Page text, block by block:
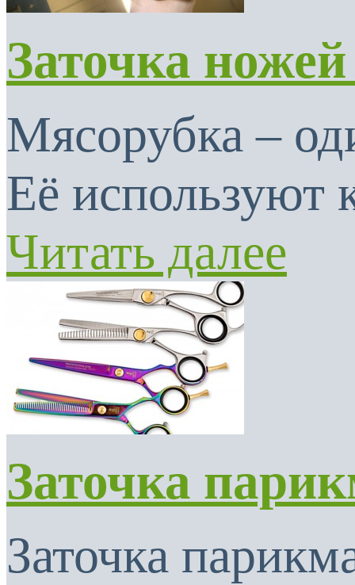
Заточка
Мясорубка –
Её используют
Читать далее
Заточка
Заточка